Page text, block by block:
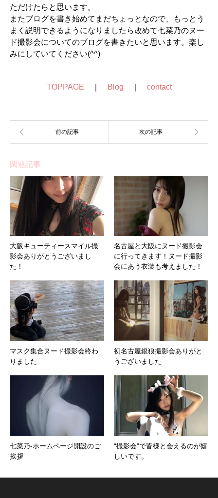
ただけたらと思います。
またブログを書き始めてまだちょっとなので、もっとう
まく説明できるようになりましたら改めて七菜乃のヌー
ド撮影会についてのブログを書きたいと思います。楽し
みにしていてください(^^)
TOPPAGE Blog contact
関連記事
大阪キューティースマイル撮
影会ありがとうございまし
た！
名古屋と大阪にヌード撮影会
に行ってきます！ヌード撮影
会にあう衣装も考えました！
マスク集合ヌード撮影会終わ
りました
初名古屋銀狼撮影会ありがと
うございました
七菜乃-ホームページ開設のご
挨拶
“撮影会”で皆様と会えるのが嬉
しいです。